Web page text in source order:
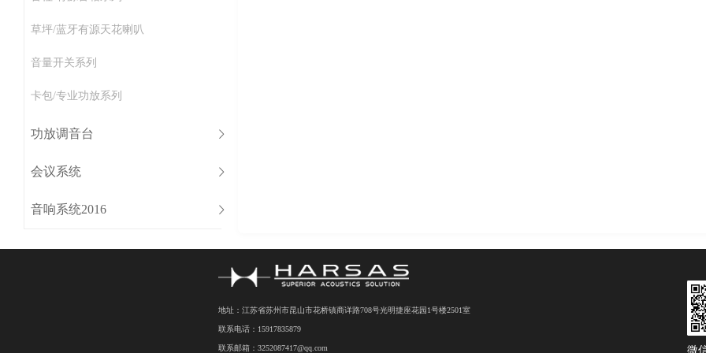
草坪/蓝牙有源天花喇叭
音量开关系列
卡包/专业功放系列
功放调音台
会议系统
音响系统2016
地址：江苏省苏州市昆山市花桥镇商详路708号光明捷座花园1号楼2501室
联系电话：15917835879
联系邮箱：3252087417@qq.com 微